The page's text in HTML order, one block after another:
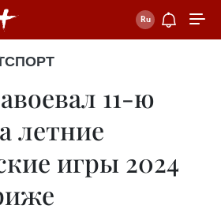
СПОРТ
11-ю
летние
игры 2024